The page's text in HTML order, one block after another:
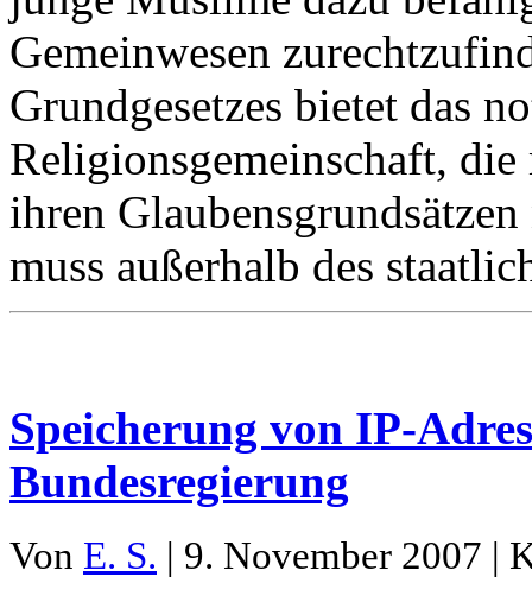
Gemeinwesen
Grundgesetzes bietet das
Religionsgemeinschaft,
ihren
muss außerhalb des
Speicherung von IP-
Bundesregierung
Von E. S. | 9. November 2007 |